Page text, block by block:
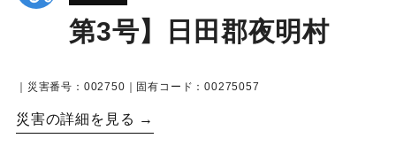
第3号】日田郡夜明村
｜災害番号：002750｜固有コード：00275057
災害の詳細を見る →